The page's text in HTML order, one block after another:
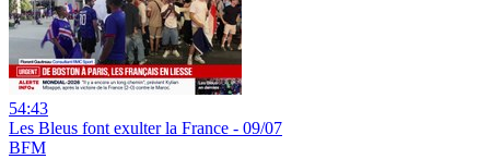
54:43
Les Bleus font exulter la France - 09/07
BFM